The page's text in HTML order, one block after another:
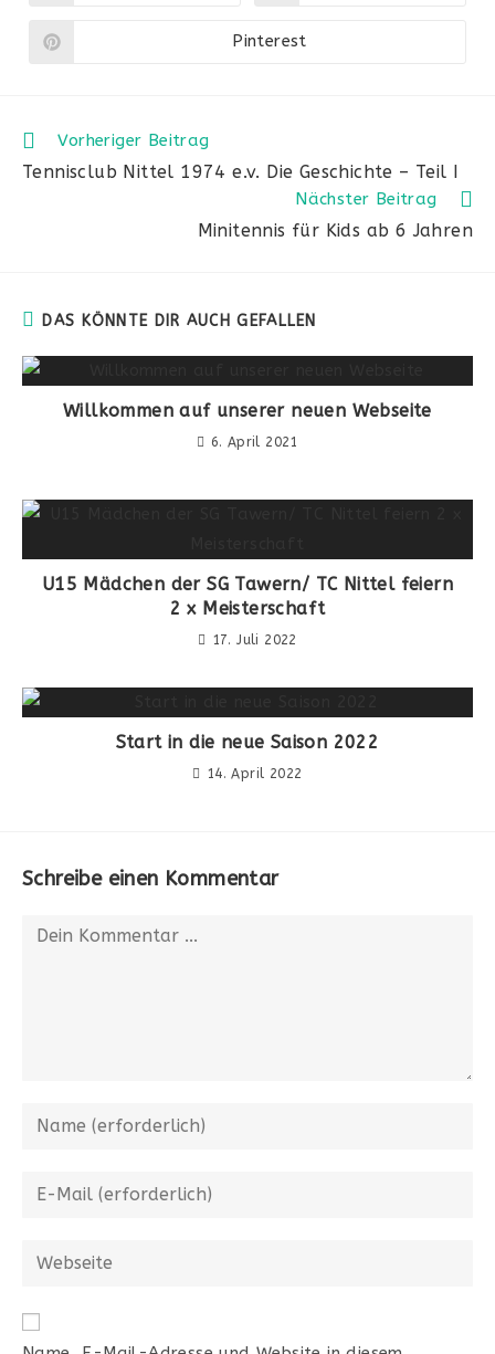
Pinterest
Vorheriger Beitrag
Tennisclub Nittel 1974 e.v. Die Geschichte – Teil I
Nächster Beitrag
Minitennis für Kids ab 6 Jahren
DAS KÖNNTE DIR AUCH GEFALLEN
Willkommen auf unserer neuen Webseite
6. April 2021
U15 Mädchen der SG Tawern/ TC Nittel feiern
2 x Meisterschaft
17. Juli 2022
Start in die neue Saison 2022
14. April 2022
Schreibe einen Kommentar